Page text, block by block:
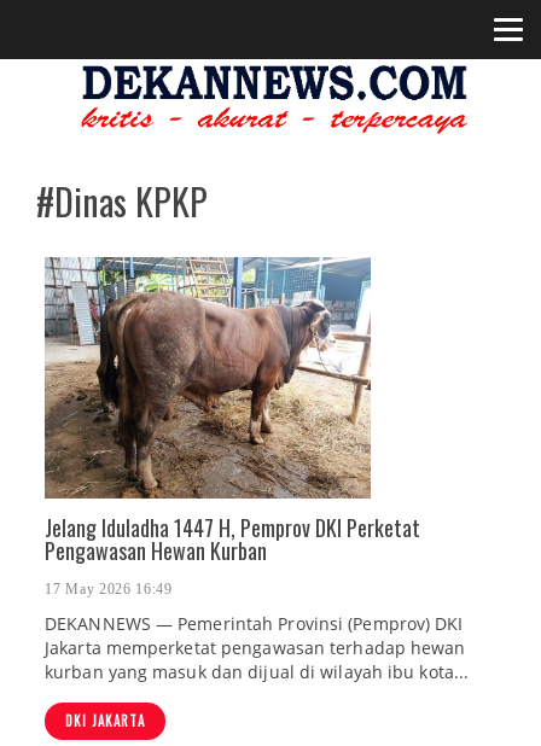
#Dinas KPKP
Jelang Iduladha 1447 H, Pemprov DKI Perketat
Pengawasan Hewan Kurban
17 May 2026 16:49
DEKANNEWS — Pemerintah Provinsi (Pemprov) DKI
Jakarta memperketat pengawasan terhadap hewan
kurban yang masuk dan dijual di wilayah ibu kota...
DKI JAKARTA